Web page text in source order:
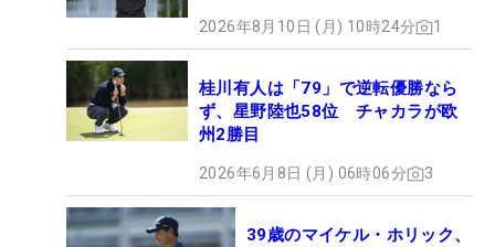
2026年8月10日 (月) 10時24分 1
桂川有人は「79」で逆転優勝なら
ず、星野陸也58位 チャカラが欧
州2勝目
2026年6月8日 (月) 06時06分 3
39歳のマイケル・ホリック、